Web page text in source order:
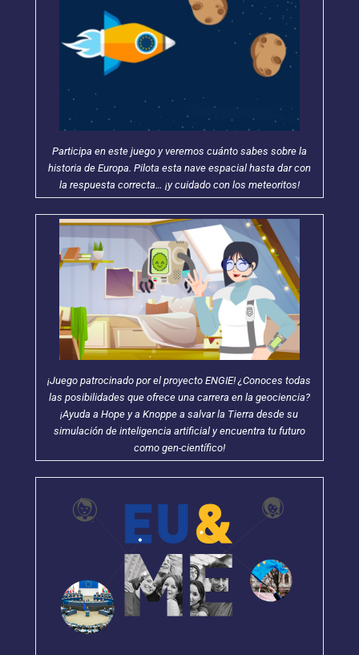
Participa en este juego y veremos cuánto sabes sobre la
historia de Europa. Pilota esta nave espacial hasta dar con
la respuesta correcta… ¡y cuidado con los meteoritos!
¡Juego patrocinado por el proyecto ENGIE! ¿Conoces todas
las posibilidades que ofrece una carrera en la geociencia?
¡Ayuda a Hope y a Knoppe a salvar la Tierra desde su
simulación de inteligencia artificial y encuentra tu futuro
como gen-científico!